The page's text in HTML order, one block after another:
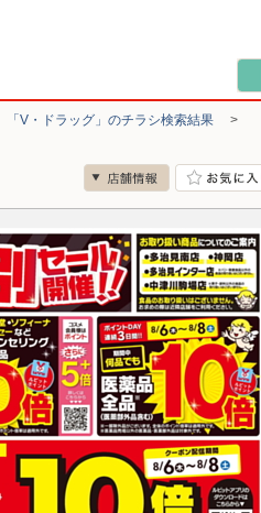
「V・ドラッグ」のチラシ検索結果 >